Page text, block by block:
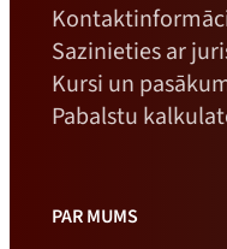
Sazinieties ar
Kursi un
Pabalstu
PAR MUMS